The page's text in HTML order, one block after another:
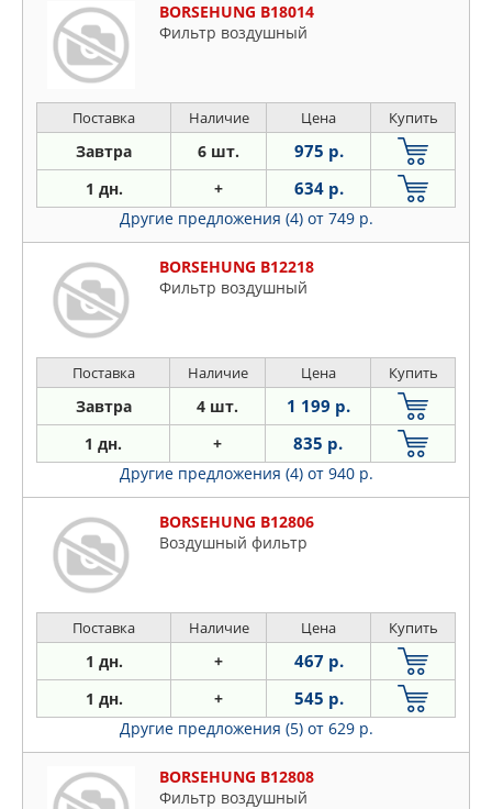
BORSEHUNG B18014
Фильтр воздушный
Поставка Наличие Цена Купить
Завтра 6 шт. 975 р.
1 дн. + 634 р.
Другие предложения (4) от 749 р.
BORSEHUNG B12218
Фильтр воздушный
Поставка Наличие Цена Купить
Завтра 4 шт. 1 199 р.
1 дн. + 835 р.
Другие предложения (4) от 940 р.
BORSEHUNG B12806
Воздушный фильтр
Поставка Наличие Цена Купить
1 дн. + 467 р.
1 дн. + 545 р.
Другие предложения (5) от 629 р.
BORSEHUNG B12808
Фильтр воздушный